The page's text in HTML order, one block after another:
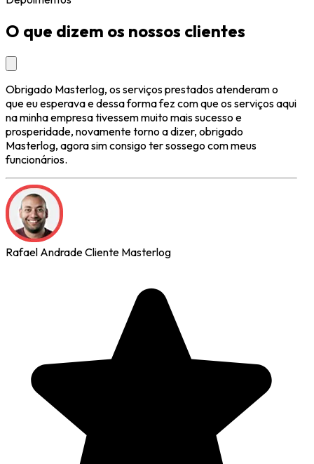
O que dizem os nossos clientes
Obrigado Masterlog, os serviços prestados atenderam o
que eu esperava e dessa forma fez com que os serviços aqui
na minha empresa tivessem muito mais sucesso e
prosperidade, novamente torno a dizer, obrigado
Masterlog, agora sim consigo ter sossego com meus
funcionários.
Rafael AndradeCliente Masterlog